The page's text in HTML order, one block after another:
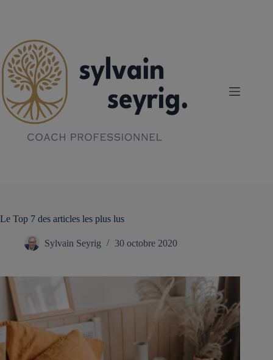
Le Top 7 des articles les plus lus
Sylvain Seyrig 30 octobre 2020